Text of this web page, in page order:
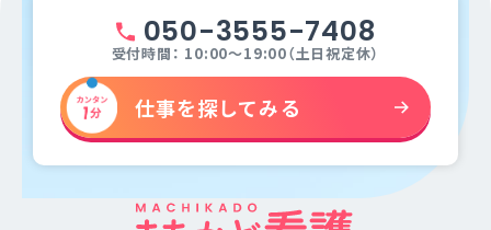
050-3555-7408
受付時間： 10:00～19:00（土日祝定休）
仕事を探してみる